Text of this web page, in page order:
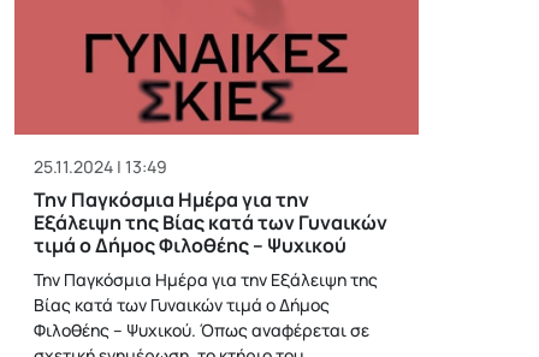
25.11.2024 | 13:49
Την Παγκόσμια Ημέρα για την
Εξάλειψη της Βίας κατά των Γυναικών
τιμά ο Δήμος Φιλοθέης – Ψυχικού
Την Παγκόσμια Ημέρα για την Εξάλειψη της
Βίας κατά των Γυναικών τιμά ο Δήμος
Φιλοθέης – Ψυχικού. Όπως αναφέρεται σε